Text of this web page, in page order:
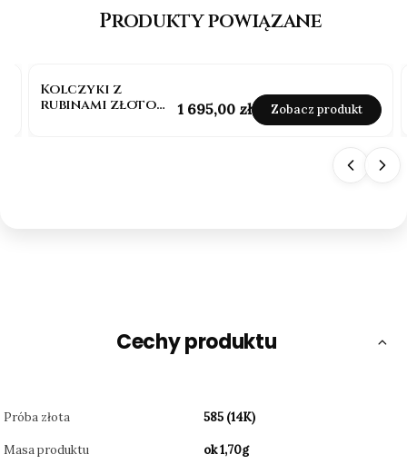
Produkty powiązane
Kolczyki z
rubinami złoto
Cena
1 695,00 zł Zobacz produkt
Cechy produktu
Próba złota 585 (14K)
Masa produktu ok 1,70g